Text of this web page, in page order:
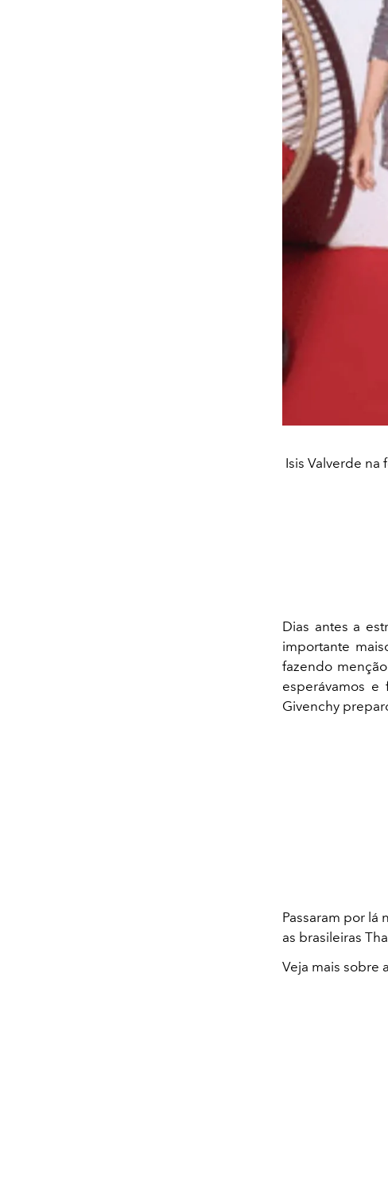
Isis Valverde na
Dias antes a
importante
fazendo
esperávamos
Givenchy
Passaram por lá
as brasileiras
Veja mais sobre